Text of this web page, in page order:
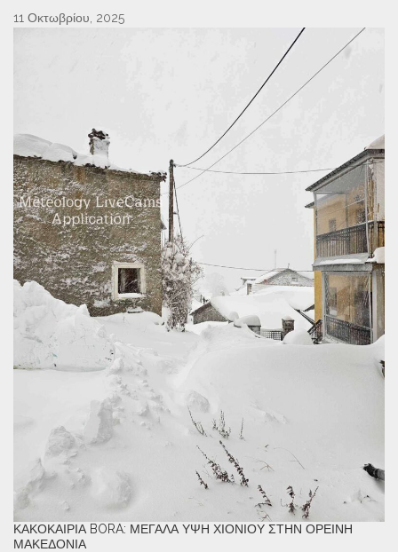
11 Οκτωβρίου, 2025
ΚΑΚΟΚΑΙΡΊΑ BORA: ΜΕΓΆΛΑ ΎΨΗ ΧΙΟΝΙΟΎ ΣΤΗΝ ΟΡΕΙΝΉ
ΜΑΚΕΔΟΝΊΑ